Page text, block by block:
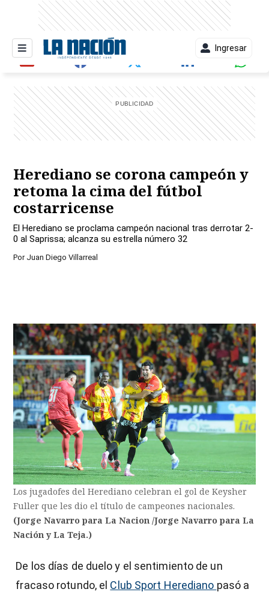
Ingresar
Herediano se corona campeón y
retoma la cima del fútbol
costarricense
El Herediano se proclama campeón nacional tras derrotar 2-
0 al Saprissa; alcanza su estrella número 32
Por Juan Diego Villarreal
Los jugadofes del Herediano celebran el gol de Keysher
Fuller que les dio el título de campeones nacionales.
(Jorge Navarro para La Nacion /Jorge Navarro para La
Nación y La Teja.)
De los días de duelo y el sentimiento de un
fracaso rotundo, el Club Sport Herediano pasó a